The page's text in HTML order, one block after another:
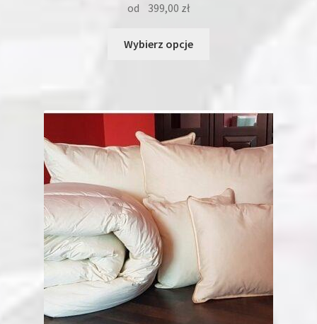
od
399,00 zł
Wybierz opcje
wariantów.
Opcje
można
wybrać
stronie
produktu